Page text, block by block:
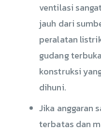
ventilasi
jauh dari
peralatan
gudang
konstruksi
dihuni.
Jika anggaran
terbatas dan